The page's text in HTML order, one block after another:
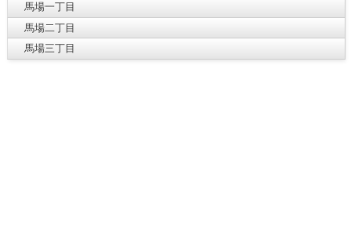
馬場一丁目
馬場二丁目
馬場三丁目